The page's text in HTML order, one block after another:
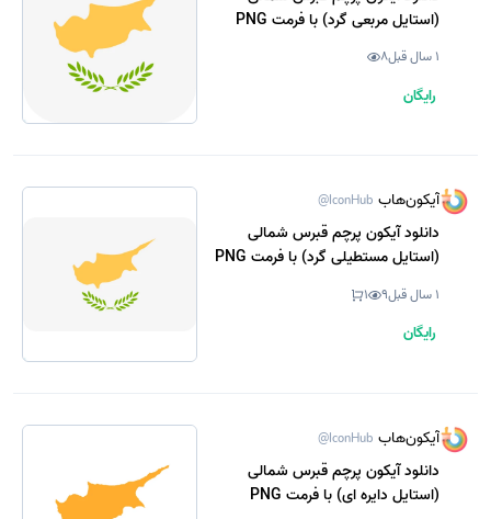
(استایل مربعی گرد) با فرمت PNG
1 سال قبل 8
رایگان
آیکون‌هاب @IconHub
دانلود آیکون پرچم قبرس شمالی
(استایل مستطیلی گرد) با فرمت PNG
1 سال قبل 9
1
رایگان
آیکون‌هاب @IconHub
دانلود آیکون پرچم قبرس شمالی
(استایل دایره ای) با فرمت PNG